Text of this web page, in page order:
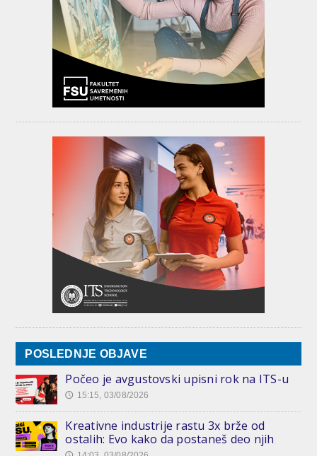
POSLEDNJE OBJAVE
Počeo je avgustovski upisni rok na ITS-u
🕔 15:15, 03/08/2026
Kreativne industrije rastu 3x brže od
ostalih: Evo kako da postaneš deo njih